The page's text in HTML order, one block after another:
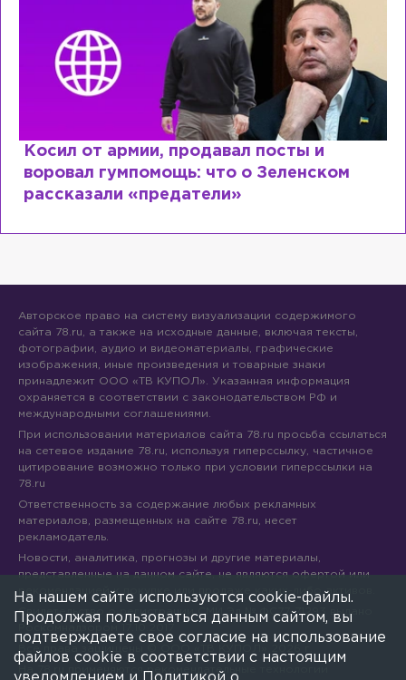
посты и
что о Зеленском
Рыдает из-за
Лазаревым: как
сходит с ума
Авторское право на систему визуализации содержимого
сайта 78.ru, а также на исходные данные, включая тексты,
фотографии, аудио и видеоматериалы, графические
изображения, иные произведения и товарные знаки
принадлежит ООО «ТВ КУПОЛ». Указанная информация
охраняется в соответствии с законодательством РФ и
международными соглашениями.
При использовании материалов сайта 78.ru просьба ссылаться
на сетевое издание 78.ru, используя гиперссылку, частичное
цитирование возможно только при условии гиперссылки на
78.ru
Ответственность за содержание любых рекламных
материалов, размещенных на сайте 78.ru, несет
рекламодатель.
Новости, аналитика, прогнозы и другие материалы,
представленные на данном сайте, не являются офертой или
рекомендацией к покупке или продаже каких-либо активов.
Свидетельство о регистрации СМИ Эл № ФС77-71293 выдано
Все права защищены © ООО «ТВ КУПОЛ»
На 78.ru применяются рекомендательные технологии
На нашем сайте используются cookie-файлы.
Продолжая пользоваться данным сайтом, вы
подтверждаете свое согласие на использование
файлов cookie в соответствии с настоящим